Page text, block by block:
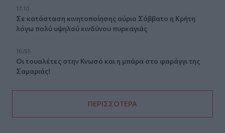
17:10
Σε κατάσταση κινητοποίησης αύριο Σάββατο η Κρήτη
λόγω πολύ υψηλού κινδύνου πυρκαγιάς
16:55
Οι τουαλέτες στην Κνωσό και η μπάρα στο φαράγγι της
Σαμαριάς!
ΠΕΡΙΣΣΟΤΕΡΑ